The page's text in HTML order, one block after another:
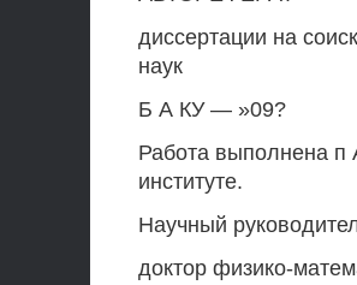
диссертации на
наук
Б А КУ — »09?
Работа выполнена п
институте.
Научный
доктор физико-